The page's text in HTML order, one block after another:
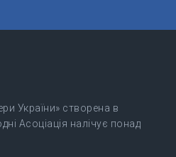
України» створена в
Асоціація налічує понад